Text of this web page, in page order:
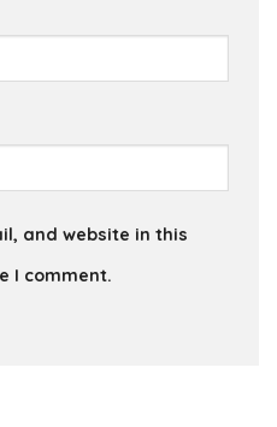
and website in this
I comment.